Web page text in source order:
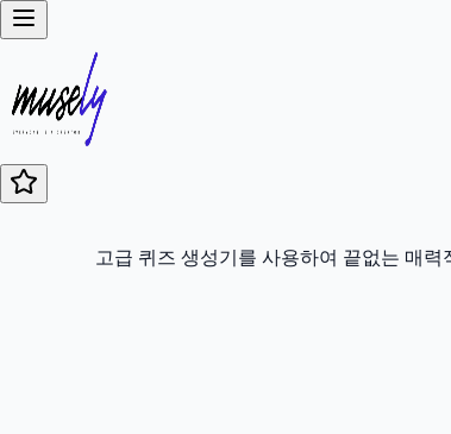
고급 퀴즈 생성기를 사용하여 끝없는 매